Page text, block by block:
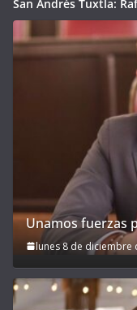
San Andrés Tuxtla:
Unamos fuerzas
lunes 8 de diciembre